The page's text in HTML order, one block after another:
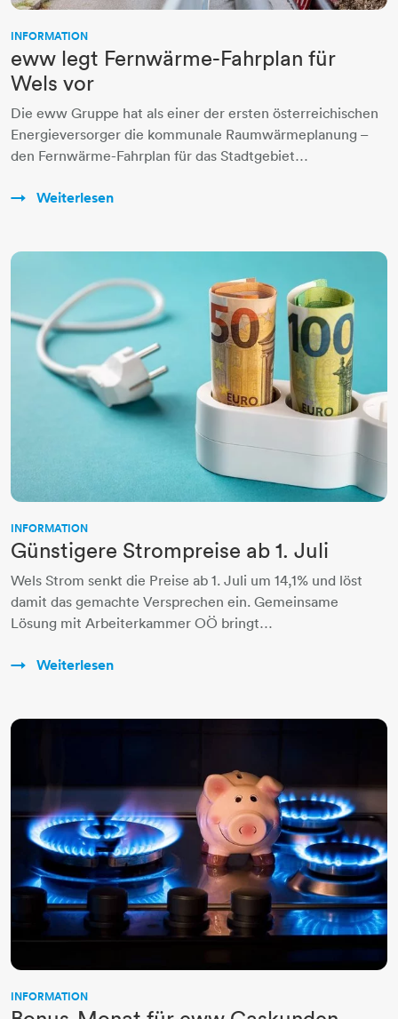
INFORMATION
eww legt Fernwärme-Fahrplan für
Wels vor
Die eww Gruppe hat als einer der ersten österreichischen
Energieversorger die kommunale Raumwärmeplanung –
den Fernwärme-Fahrplan für das Stadtgebiet…
Weiterlesen
INFORMATION
Günstigere Strompreise ab 1. Juli
Wels Strom senkt die Preise ab 1. Juli um 14,1% und löst
damit das gemachte Versprechen ein. Gemeinsame
Lösung mit Arbeiterkammer OÖ bringt…
Weiterlesen
INFORMATION